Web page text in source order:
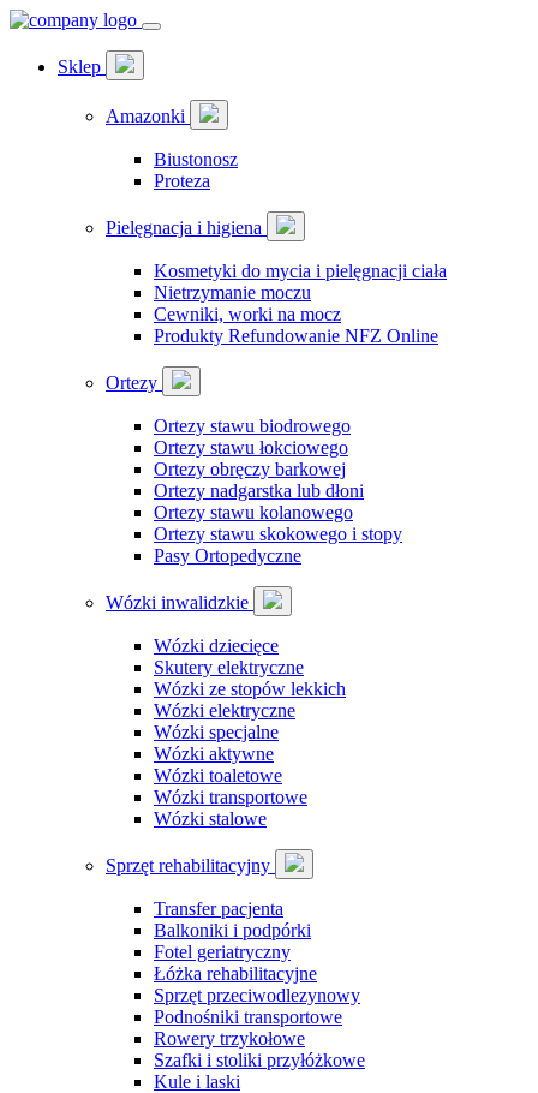
Sklep
Amazonki
Biustonosz
Proteza
Pielęgnacja i higiena
Kosmetyki do mycia i pielęgnacji ciała
Nietrzymanie moczu
Cewniki, worki na mocz
Produkty Refundowanie NFZ Online
Ortezy
Ortezy stawu biodrowego
Ortezy stawu łokciowego
Ortezy obręczy barkowej
Ortezy nadgarstka lub dłoni
Ortezy stawu kolanowego
Ortezy stawu skokowego i stopy
Pasy Ortopedyczne
Wózki inwalidzkie
Wózki dziecięce
Skutery elektryczne
Wózki ze stopów lekkich
Wózki elektryczne
Wózki specjalne
Wózki aktywne
Wózki toaletowe
Wózki transportowe
Wózki stalowe
Sprzęt rehabilitacyjny
Transfer pacjenta
Balkoniki i podpórki
Fotel geriatryczny
Łóżka rehabilitacyjne
Sprzęt przeciwodlezynowy
Podnośniki transportowe
Rowery trzykołowe
Szafki i stoliki przyłóżkowe
Kule i laski